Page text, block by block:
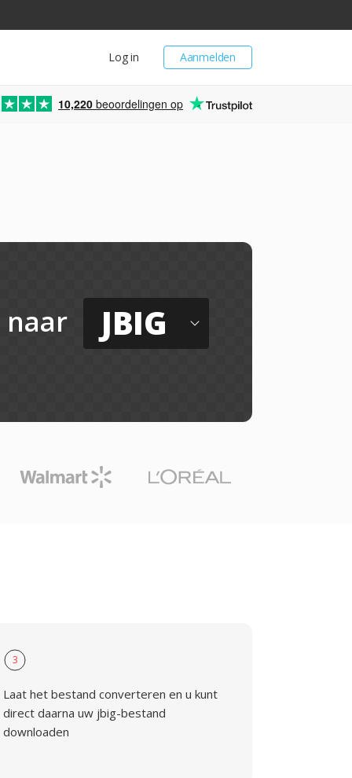
Aanmelden
Log in
10,220 beoordelingen op
naar JBIG
3
Laat het bestand converteren en u kunt
direct daarna uw jbig-bestand
downloaden